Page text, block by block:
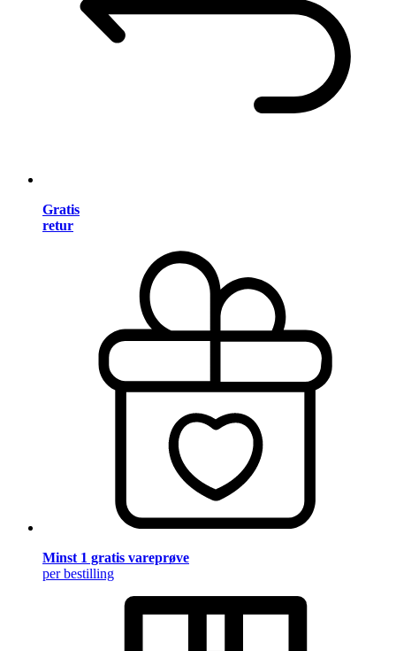
Gratis
retur
Minst 1 gratis vareprøve
per bestilling